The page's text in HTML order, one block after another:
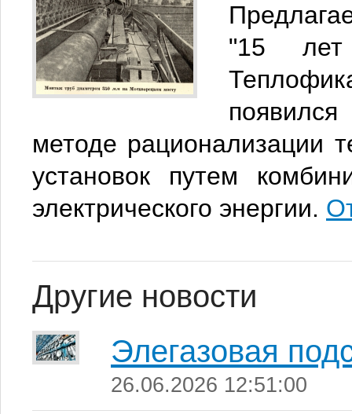
"15
методе рационализации
установок путем
электрического энергии.
Другие новости
Элегазовая
26.06.2026 12:51:00